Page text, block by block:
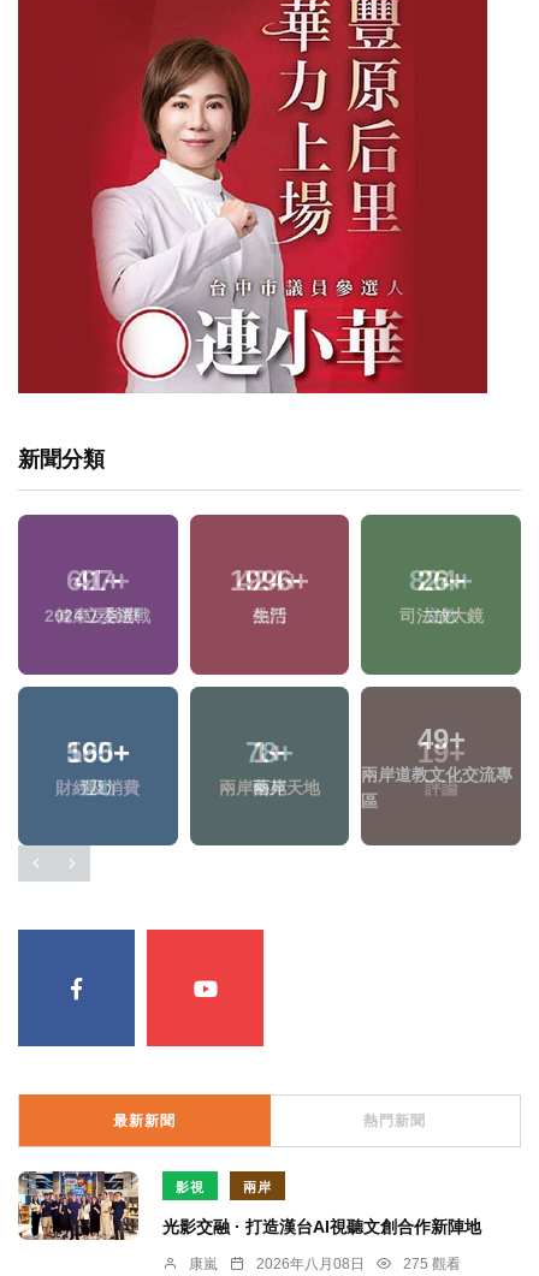
新聞分類
41+
2024立委選戰
1996+
生活
26+
司法放大鏡
565+
財經及消費
1+
兩岸藝苑天地
49+
兩岸道教文化交流專
區
最新新聞 熱門新聞
影視 兩岸
光影交融 · 打造漢台AI視聽文創合作新陣地
康嵐 2026年八月08日 275 觀看